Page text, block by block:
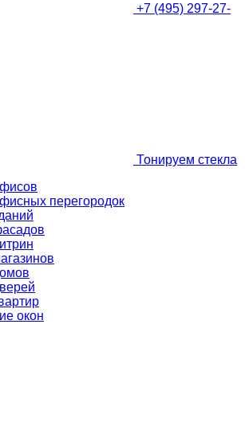
+7 (495) 297-27-
Тонируем стекла
перегородок
окон